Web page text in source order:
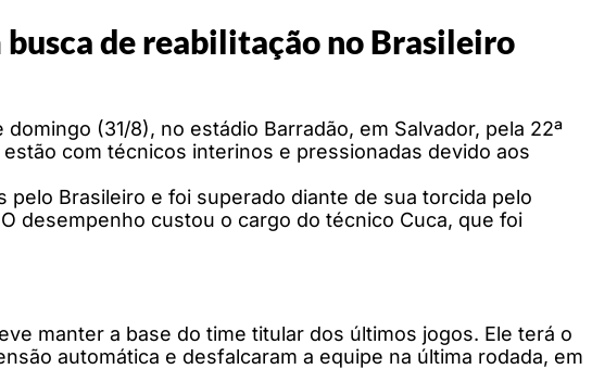
de reabilitação no Brasileiro
(31/8), no estádio Barradão, em Salvador, pela 22ª
com técnicos interinos e pressionadas devido aos
Brasileiro e foi superado diante de sua torcida pelo
desempenho custou o cargo do técnico Cuca, que foi
manter a base do time titular dos últimos jogos. Ele terá o
automática e desfalcaram a equipe na última rodada, em